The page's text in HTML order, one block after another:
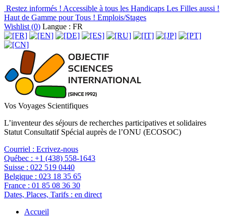
Restez informés ! Accessible à tous les Handicaps Les Filles aussi !
Haut de Gamme pour Tous ! Emplois/Stages
Wishlist (0) Langue : FR
Vos Voyages Scientifiques
L’inventeur des séjours de recherches participatives et solidaires
Statut Consultatif Spécial auprès de l’ONU (ECOSOC)
Courriel : Ecrivez-nous
Québec : +1 (438) 558-1643
Suisse : 022 519 0440
Belgique : 023 18 35 65
France : 01 85 08 36 30
Dates, Places, Tarifs : en direct
Accueil